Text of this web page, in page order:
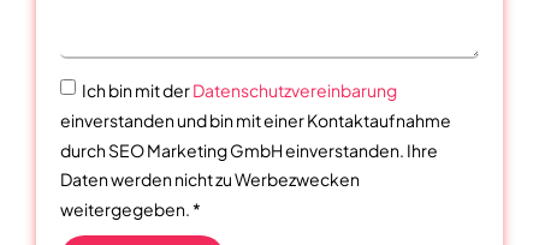
Ich bin mit derDatenschutzvereinbarung
einverstanden und bin mit einer Kontaktaufnahme
durch SEO Marketing GmbH einverstanden. Ihre
Daten werden nicht zu Werbezwecken
weitergegeben. *